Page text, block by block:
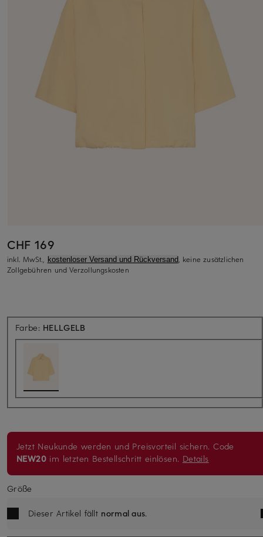
CHF 169
inkl. MwSt., kostenloser Versand und Rückversand, keine zusätzlichen
Zollgebühren und Verzollungskosten
Farbe: HELLGELB
Jetzt Neukunde werden und Preisvorteil sichern. Code
NEW20 im letzten Bestellschritt einlösen. Details
Größe
Dieser Artikel fällt normal aus.